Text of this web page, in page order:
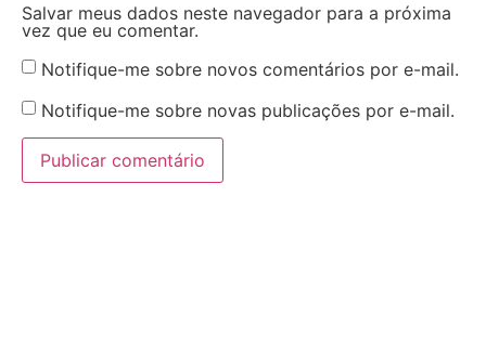
Salvar meus dados neste navegador para a próxima
vez que eu comentar.
Notifique-me sobre novos comentários por e-mail.
Notifique-me sobre novas publicações por e-mail.